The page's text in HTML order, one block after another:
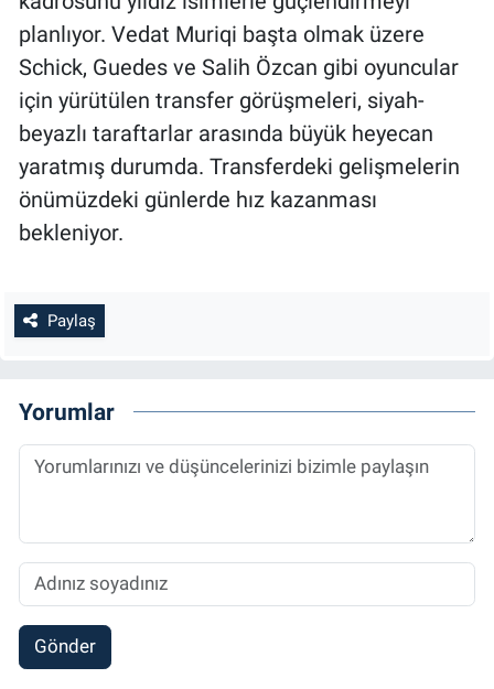
planlıyor. Vedat Muriqi başta olmak üzere
Schick, Guedes ve Salih Özcan gibi oyuncular
için yürütülen transfer görüşmeleri, siyah-
beyazlı taraftarlar arasında büyük heyecan
yaratmış durumda. Transferdeki gelişmelerin
önümüzdeki günlerde hız kazanması
bekleniyor.
Paylaş
Yorumlar
Gönder